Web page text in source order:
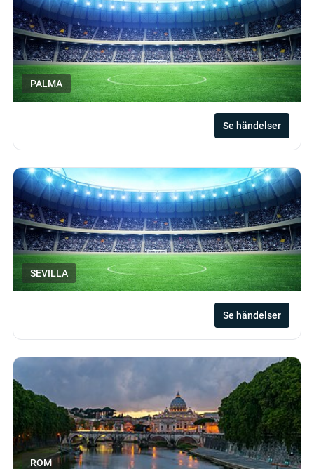
PALMA
Se händelser
SEVILLA
Se händelser
ROM